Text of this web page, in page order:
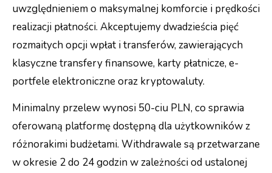
uwzględnieniem o maksymalnej komforcie i prędkości
realizacji płatności. Akceptujemy dwadzieścia pięć
rozmaitych opcji wpłat i transferów, zawierających
klasyczne transfery finansowe, karty płatnicze, e-
portfele elektroniczne oraz kryptowaluty.
Minimalny przelew wynosi 50-ciu PLN, co sprawia
oferowaną platformę dostępną dla użytkowników z
różnorakimi budżetami. Withdrawale są przetwarzane
w okresie 2 do 24 godzin w zależności od ustalonej